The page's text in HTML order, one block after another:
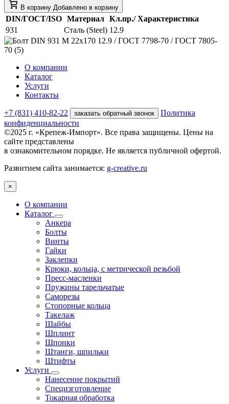
В корзину Добавлено в корзину
DIN/ГОСТ/ISO Материал Кл.пр./ Характеристика
931
Сталь (Steel) 12.9
О компании
Каталог
Услуги
Контакты
+7 (831) 410-82-22 заказать обратный звонок
Политика
конфиденциальности
©2025 г. «Крепеж-Импорт». Все права защищены. Цены на
сайте представлены
в ознакомительном порядке. Не является публичной офертой.
Развитием сайта занимается: g-creative.ru
×
О компании
Каталог
Анкера
Болты
Винты
Гайки
Заклепки
Крюки, кольца, с метрической резьбой
Пресс-масленки
Пружины тарельчатые
Саморезы
Стопорные кольца
Такелаж
Шайбы
Шплинт
Шпонки
Штанги, шпильки
Штифты
Услуги
Нанесение покрытий
Специзготовление
Токарная обработка